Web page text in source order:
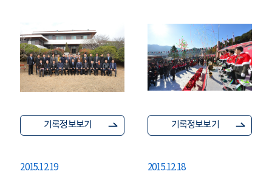
기록정보보기 기록정보보기
2015.12.19 2015.12.18